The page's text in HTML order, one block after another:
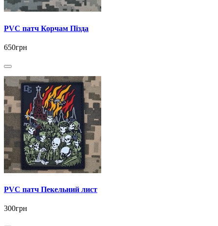
PVC патч Корчам Пізда
650грн
PVC патч Пекельний лист
300грн